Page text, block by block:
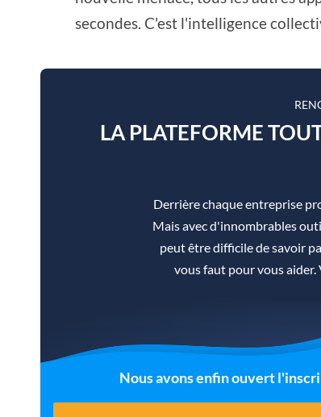
secondes. C'est l'intelligence
LA PLATEFORME
Derrière chaque entreprise
Mais avec d'innombrables
peut être difficile de savoir
vous faut pour vous
Nous avons enfin ouvert